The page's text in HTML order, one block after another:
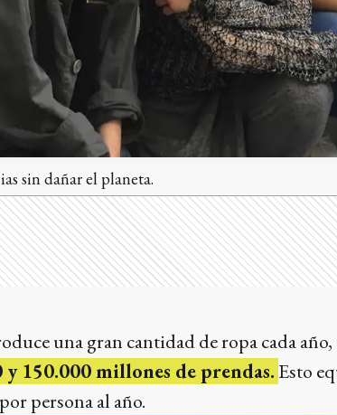
sin dañar el planeta.
una gran cantidad de ropa cada
y 150.000 millones de prendas.Esto
persona al año.